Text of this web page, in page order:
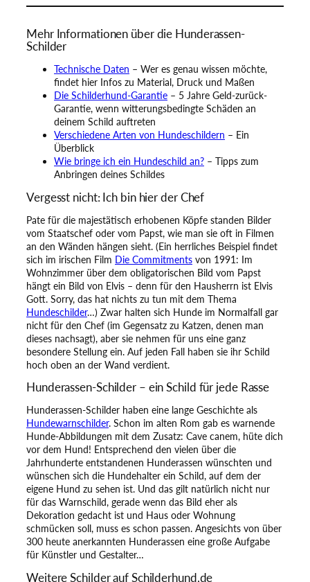
Mehr Informationen über die Hunderassen-
Schilder
Technische Daten – Wer es genau wissen möchte,
findet hier Infos zu Material, Druck und Maßen
Die Schilderhund-Garantie – 5 Jahre Geld-zurück-
Garantie, wenn witterungsbedingte Schäden an
deinem Schild auftreten
Verschiedene Arten von Hundeschildern – Ein
Überblick
Wie bringe ich ein Hundeschild an? – Tipps zum
Anbringen deines Schildes
Vergesst nicht: Ich bin hier der Chef
Pate für die majestätisch erhobenen Köpfe standen Bilder
vom Staatschef oder vom Papst, wie man sie oft in Filmen
an den Wänden hängen sieht. (Ein herrliches Beispiel findet
sich im irischen Film Die Commitments von 1991: Im
Wohnzimmer über dem obligatorischen Bild vom Papst
hängt ein Bild von Elvis – denn für den Hausherrn ist Elvis
Gott. Sorry, das hat nichts zu tun mit dem Thema
Hundeschilder…) Zwar halten sich Hunde im Normalfall gar
nicht für den Chef (im Gegensatz zu Katzen, denen man
dieses nachsagt), aber sie nehmen für uns eine ganz
besondere Stellung ein. Auf jeden Fall haben sie ihr Schild
hoch oben an der Wand verdient.
Hunderassen-Schilder – ein Schild für jede Rasse
Hunderassen-Schilder haben eine lange Geschichte als
Hundewarnschilder. Schon im alten Rom gab es warnende
Hunde-Abbildungen mit dem Zusatz: Cave canem, hüte dich
vor dem Hund! Entsprechend den vielen über die
Jahrhunderte entstandenen Hunderassen wünschten und
wünschen sich die Hundehalter ein Schild, auf dem der
eigene Hund zu sehen ist. Und das gilt natürlich nicht nur
für das Warnschild, gerade wenn das Bild eher als
Dekoration gedacht ist und Haus oder Wohnung
schmücken soll, muss es schon passen. Angesichts von über
300 heute anerkannten Hunderassen eine große Aufgabe
für Künstler und Gestalter…
Weitere Schilder auf Schilderhund.de